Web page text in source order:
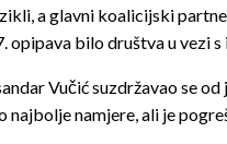
a glavni koalicijski
bilo društva u vezi
Vučić suzdržavao se
namjere, ali je